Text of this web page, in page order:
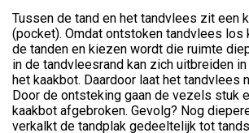
Tussen de tand en het tandvlees zit een
(pocket). Omdat ontstoken tandvlees los
de tanden en kiezen wordt die ruimte
in de tandvleesrand kan zich uitbreiden
het kaakbot. Daardoor laat het tandvlees
Door de ontsteking gaan de vezels stuk
kaakbot afgebroken. Gevolg? Nog
verkalkt de tandplak gedeeltelijk tot